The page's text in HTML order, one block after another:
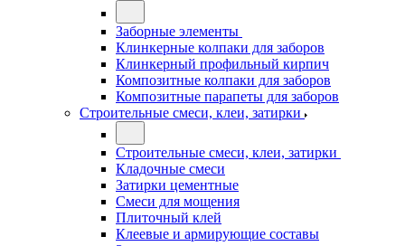
Заборные элементы
Клинкерные колпаки для заборов
Клинкерный профильный кирпич
Композитные колпаки для заборов
Композитные парапеты для заборов
Строительные смеси, клеи, затирки
Строительные смеси, клеи, затирки
Кладочные смеси
Затирки цементные
Смеси для мощения
Плиточный клей
Клеевые и армирующие составы